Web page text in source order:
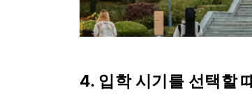
4. 입학 시기를 선택할